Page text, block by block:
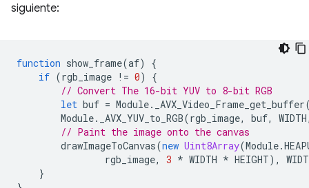
siguiente:
function show_frame(af)
{
if (rgb_image != 0)
{
// Convert The 16-bit YUV to 8-bit RGB
let buf = Module. _AVX_Video_Frame_get_buffer
Module. _AVX_YUV_to_RGB(rgb_image, buf, WIDTH
// Paint the image onto the canvas
drawImageToCanvas(new Uint8Array(Module.
rgb_image, 3 * WIDTH * HEIGHT),
}